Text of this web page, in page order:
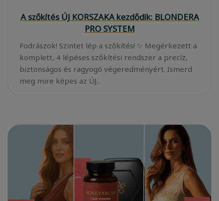
A szőkítés ÚJ KORSZAKA kezdődik: BLONDERA
PRO SYSTEM
Fodrászok! Szintet lép a szőkítés! ✨ Megérkezett a
komplett, 4 lépéses szőkítési rendszer a precíz,
biztonságos és ragyogó végeredményért. Ismerd
meg mire képes az ÚJ...